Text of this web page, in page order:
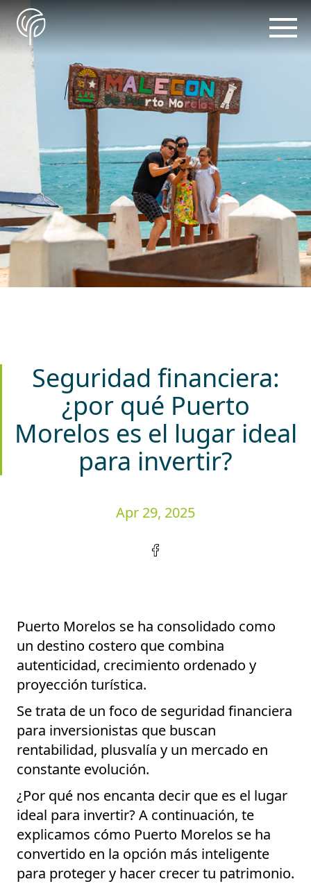
Seguridad financiera:
¿por qué Puerto
Morelos es el lugar ideal
para invertir?
Apr 29, 2025
Puerto Morelos se ha consolidado como
un destino costero que combina
autenticidad, crecimiento ordenado y
proyección turística.
Se trata de un foco de seguridad financiera
para inversionistas que buscan
rentabilidad, plusvalía y un mercado en
constante evolución.
¿Por qué nos encanta decir que es el lugar
ideal para invertir? A continuación, te
explicamos cómo Puerto Morelos se ha
convertido en la opción más inteligente
para proteger y hacer crecer tu patrimonio.